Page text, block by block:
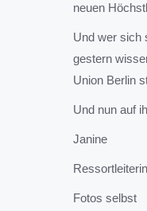
neuen
Und wer sich
gestern
Union Berlin
Und nun auf
Janine
Fotos selbst